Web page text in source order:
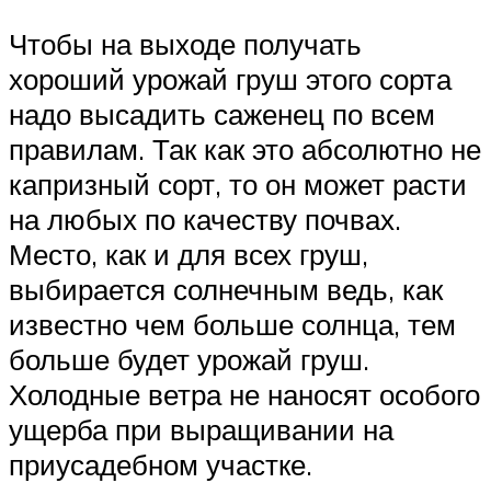
Чтобы на выходе получать
хороший урожай груш этого сорта
надо высадить саженец по всем
правилам. Так как это абсолютно не
капризный сорт, то он может расти
на любых по качеству почвах.
Место, как и для всех груш,
выбирается солнечным ведь, как
известно чем больше солнца, тем
больше будет урожай груш.
Холодные ветра не наносят особого
ущерба при выращивании на
приусадебном участке.